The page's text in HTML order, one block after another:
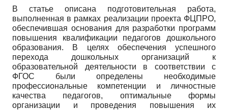
В статье описана подготовительная работа,
выполненная в рамках реализации проекта ФЦПРО,
обеспечившая основания для разработки программ
повышения квалификации педагогов дошкольного
образования. В целях обеспечения успешного
перехода дошкольных организаций к
образовательной деятельности в соответствии с
ФГОС были определены необходимые
профессиональные компетенции и личностные
качества педагогов, оптимальные формы
организации и проведения повышения их